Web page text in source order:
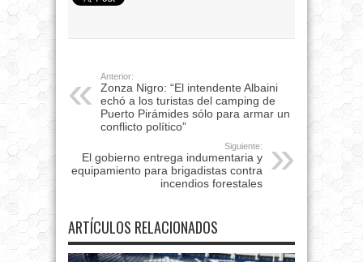
Anterior:
Zonza Nigro: “El intendente Albaini
echó a los turistas del camping de
Puerto Pirámides sólo para armar un
conflicto político”
Siguiente:
El gobierno entrega indumentaria y
equipamiento para brigadistas contra
incendios forestales
ARTÍCULOS RELACIONADOS